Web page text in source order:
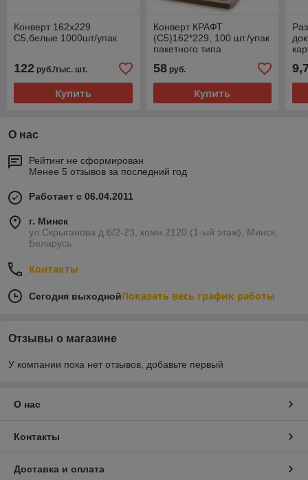
Конверт 162х229
С5,белые 1000шт/упак
122 руб./тыс. шт.
Купить
Конверт КРАФТ
(С5)162*229, 100 шт./упак
пакетного типа
58руб.
Купить
О нас
Рейтинг не сформирован
Менее 5 отзывов за последний год
Работает с 06.04.2011
г. Минск
ул.Скрыганова д.6/2-23, комн.2120 (1-ый этаж), Минск,
Беларусь
Контакты
Сегодня выходнойПоказать весь график работы
Отзывы о магазине
У компании пока нет отзывов, добавьте первый
О нас
Контакты
Доставка и оплата